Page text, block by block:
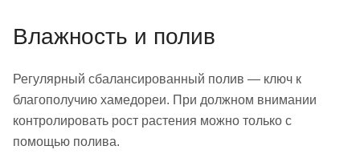
Влажность и полив
Регулярный сбалансированный полив — ключ к
благополучию хамедореи. При должном внимании
контролировать рост растения можно только с
помощью полива.